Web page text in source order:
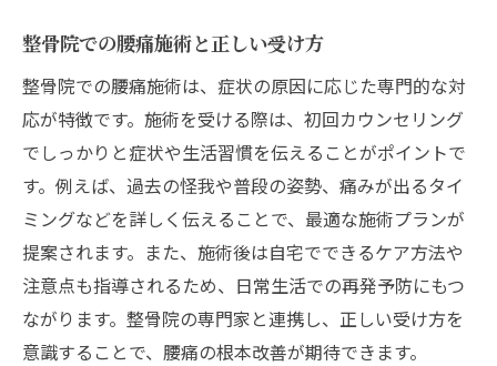
整骨院での腰痛施術と正しい受け方
整骨院での腰痛施術は、症状の原因に応じた専門的な対
応が特徴です。施術を受ける際は、初回カウンセリング
でしっかりと症状や生活習慣を伝えることがポイントで
す。例えば、過去の怪我や普段の姿勢、痛みが出るタイ
ミングなどを詳しく伝えることで、最適な施術プランが
提案されます。また、施術後は自宅でできるケア方法や
注意点も指導されるため、日常生活での再発予防にもつ
ながります。整骨院の専門家と連携し、正しい受け方を
意識することで、腰痛の根本改善が期待できます。